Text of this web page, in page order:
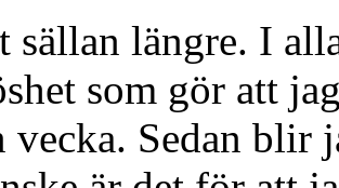
sällan längre. I
som gör att
vecka. Sedan blir